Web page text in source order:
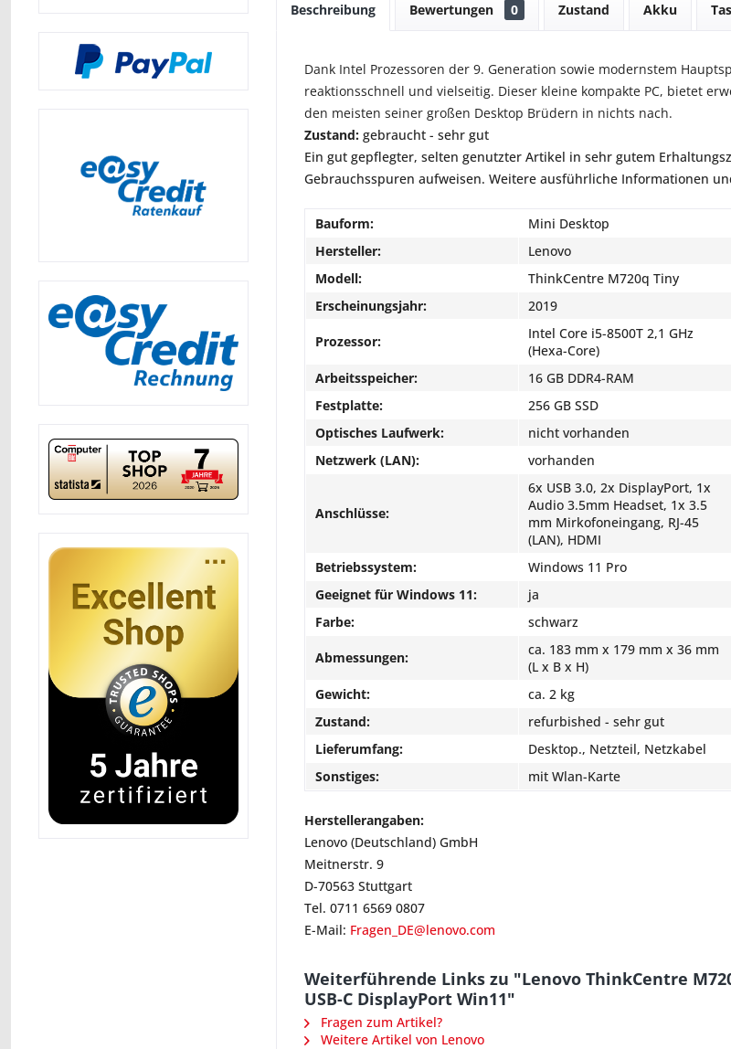
Beschreibung Bewertungen 0 Zustand Akku
Dank Intel Prozessoren der 9. Generation sowie modernstem
reaktionsschnell und vielseitig. Dieser kleine kompakte PC, bietet
den meisten seiner großen Desktop Brüdern in nichts nach.
Zustand: gebraucht - sehr gut
Ein gut gepflegter, selten genutzter Artikel in sehr gutem
Gebrauchsspuren aufweisen. Weitere ausführliche Informationen
Bauform:
Mini Desktop
Hersteller:
Lenovo
Modell:
ThinkCentre M720q Tiny
Erscheinungsjahr:
2019
Prozessor:
Intel Core i5-8500T 2,1 GHz
(Hexa-Core)
Arbeitsspeicher:
16 GB DDR4-RAM
Festplatte:
256 GB SSD
Optisches Laufwerk:
nicht vorhanden
Netzwerk (LAN):
vorhanden
Anschlüsse:
6x USB 3.0, 2x DisplayPort, 1x
Audio 3.5mm Headset, 1x 3.5
mm Mirkofoneingang, RJ-45
(LAN), HDMI
Betriebssystem:
Windows 11 Pro
Geeignet für Windows 11:
ja
Farbe:
schwarz
Abmessungen:
ca. 183 mm x 179 mm x 36 mm
(L x B x H)
Gewicht:
ca. 2 kg
Zustand:
refurbished - sehr gut
Lieferumfang:
Desktop., Netzteil, Netzkabel
Sonstiges:
mit Wlan-Karte
Herstellerangaben:
Lenovo (Deutschland) GmbH
Meitnerstr. 9
D-70563 Stuttgart
Tel. 0711 6569 0807
E-Mail: Fragen_DE@lenovo.com
Weiterführende Links zu "Lenovo ThinkCentre
USB-C DisplayPort Win11"
Fragen zum Artikel?
Weitere Artikel von Lenovo